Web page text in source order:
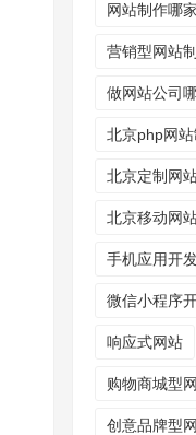
网站制作哪
营销型网站
做网站公司
北京php网
北京定制网
北京移动网
手机应用开
微信小程序
响应式网站
购物商城型
创意品牌型